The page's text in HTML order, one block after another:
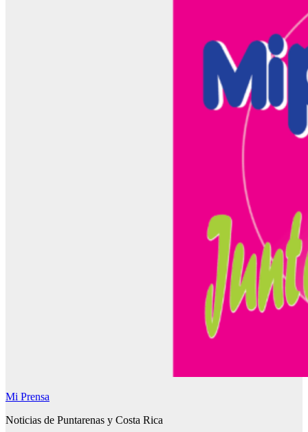
Mi Prensa
Noticias de Puntarenas y Costa Rica